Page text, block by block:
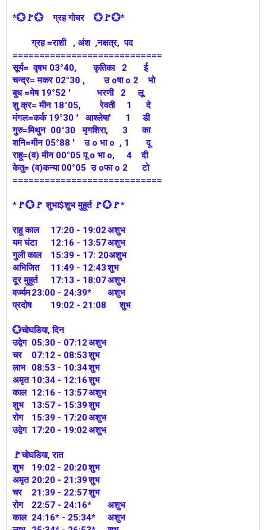
*💮🚩💮 ग्रह गोचर 💮🚩💮*
ग्रह =राशी , अंश ,नक्षत्र, पद
============================
सूर्य= वृषभ 03°40, कृतिका 2 ई
चन्द्र= मकर 02°30 , उ oषा o 2 भो
बुध =मेष 19°52 ' भरणी 2 लू
शु क्र= मीन 18°05, रेवती 1 दे
मंगल=कर्क 19°30 ' आश्लेषा' 1 डी
गुरु=मिथुन 00°30 मृगशिरा, 3 का
शनि=मीन 05°88 ' उ o भा o , 1 दू
राहू=(व) मीन 00°05 पू o भा o, 4 दी
केतु= (व)कन्या 00°05 उ oफा o 2 टो
============================
*🚩💮🚩 शुभा$शुभ मुहूर्त 🚩💮🚩*
राहू काल 17:20 - 19:02अशुभ
यम घंटा
12:16 - 13:57अशुभ
गुली काल
15:39 - 17: 20अशुभ
अभिजित
11:49 - 12:43शुभ
दूर मुहूर्त
17:13 - 18:07अशुभ
वर्ज्यम23:00 - 24:39*
अशुभ
प्रदोष
19:02 - 21:08 शुभ
💮चोघडिया, दिन
उद्वेग 05:30 - 07:12अशुभ
चर
07:12 - 08:53शुभ
लाभ
08:53 - 10:34शुभ
अमृत 10:34 - 12:16शुभ
काल 12:16 - 13:57अशुभ
शुभ
13:57 - 15:39शुभ
रोग
15:39 - 17:20अशुभ
उद्वेग 17:20 - 19:02अशुभ
🚩चोघडिया, रात
शुभ
19:02 - 20:20शुभ
अमृत 20:20 - 21:39शुभ
चर
21:39 - 22:57शुभ
रोग
22:57 - 24:16*
अशुभ
काल 24:16* - 25:34*
अशुभ